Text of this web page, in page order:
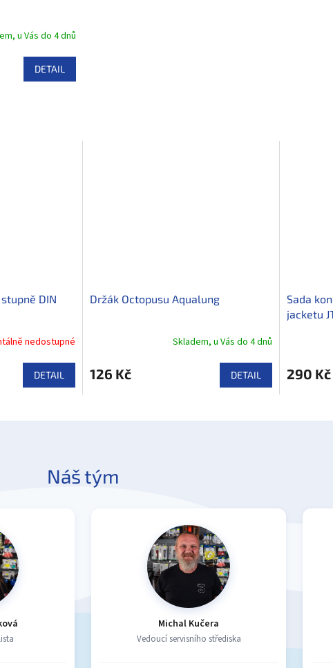
u Vás do 4 dnů
DETAIL
DIN
nedostupné
DETAIL
Držák Octopusu Aqualung
Skladem, u Vás do 4 dnů
126 Kč DETAIL
Sada
jacketu
290 Kč
Náš tým
Michal Kučera
Vedoucí servisního střediska